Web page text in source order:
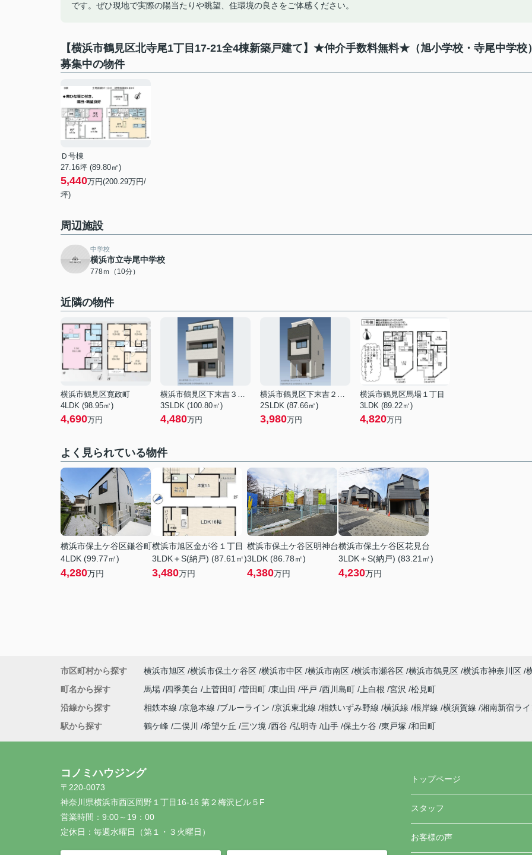
です。ぜひ現地で実際の陽当たりや眺望、住環境の良さをご体感ください。
【横浜市鶴見区北寺尾1丁目17-21全4棟新築戸建て】★仲介手数料無料★（旭小学校・寺尾中学校
募集中の物件
Ｄ号棟
27.16坪 (89.80㎡)
5,440万円(200.29万円/
坪)
周辺施設
中学校
横浜市立寺尾中学校
778ｍ（10分）
近隣の物件
横浜市鶴見区寛政町
4LDK (98.95㎡)
4,690万円
横浜市鶴見区下末吉３丁目
3SLDK (100.80㎡)
4,480万円
横浜市鶴見区下末吉２丁目
2SLDK (87.66㎡)
3,980万円
横浜市鶴見区馬場１丁目
3LDK (89.22㎡)
4,820万円
よく見られている物件
横浜市保土ケ谷区鎌谷町
4LDK (99.77㎡)
4,280万円
横浜市旭区金が谷１丁目
3LDK＋S(納戸) (87.61㎡)
3,480万円
横浜市保土ケ谷区明神台
3LDK (86.78㎡)
4,380万円
横浜市保土ケ谷区花見台
3LDK＋S(納戸) (83.21㎡)
4,230万円
市区町村から探す 横浜市旭区 横浜市保土ケ谷区 横浜市中区 横浜市南区 横浜市瀬谷区 横浜市鶴見区 横浜市神奈川区
町名から探す
馬場 四季美台 上菅田町 菅田町 東山田 平戸 西川島町 上白根 宮沢
松見町
沿線から探す
相鉄本線 京急本線 ブルーライン 京浜東北線 相鉄いずみ野線 横浜線 根岸線 横須賀線 湘南新宿ラ
駅から探す
鶴ケ峰 二俣川 希望ケ丘 三ツ境 西谷 弘明寺 山手 保土ケ谷 東戸塚 和田町
コノミハウジング
〒220-0073
神奈川県横浜市西区岡野１丁目16-16 第２梅沢ビル５F
営業時間： 9:00～19：00
定休日： 毎週水曜日（第１・３火曜日）
トップページ
スタッフ
お客様の声